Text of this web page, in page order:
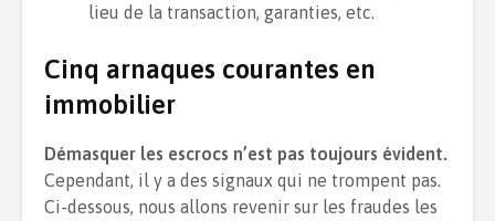
lieu de la transaction, garanties, etc.
Cinq arnaques courantes en
immobilier
Démasquer les escrocs n’est pas toujours évident.
Cependant, il y a des signaux qui ne trompent pas.
Ci-dessous, nous allons revenir sur les fraudes les